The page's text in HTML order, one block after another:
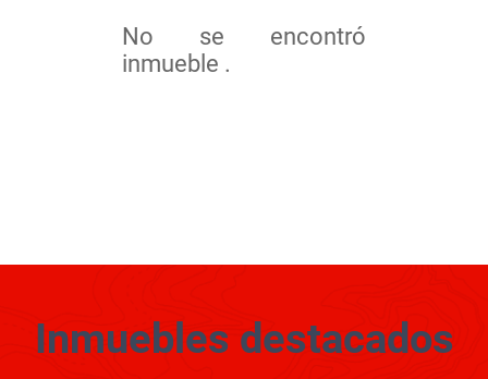
No se encontró
inmueble .
Inmuebles destacados